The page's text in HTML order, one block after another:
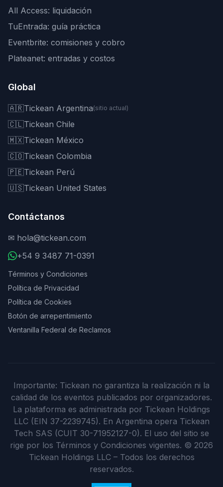
All Access: liquidación
TuEntrada: guía práctica
Eventbrite: comisiones y cobro
Plateanet: entradas y costos
Global
🇦🇷Tickean Argentina(sitio actual)
🇨🇱Tickean Chile
🇲🇽Tickean México
🇨🇴Tickean Colombia
🇵🇪Tickean Perú
🇺🇸Tickean United States
Contáctanos
✉ hola@tickean.com
+54 9 3487 71-0391
Términos y Condiciones
Política de Privacidad
Política de Cookies
Botón de arrepentimiento
Ventanilla Federal de Reclamos
Importante: Tickean no garantiza la realización ni la
calidad de los eventos publicados por organizadores.
La plataforma es administrada por Tickean Holdings
LLC (EIN 37-2239745). En Argentina opera Tickean
Tech SAS (CUIT 30-71952127-0). El uso del sitio se
rige por los Términos y Condiciones vigentes. © 2026
Tickean Holdings LLC – Todos los derechos
reservados.